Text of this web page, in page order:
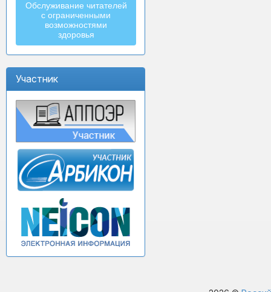
Обслуживание читателей
с ограниченными
возможностями
здоровья
Участник